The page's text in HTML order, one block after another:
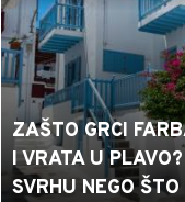
ZAŠTO GRCI
I VRATA U
SVRHU NEGO ŠTO